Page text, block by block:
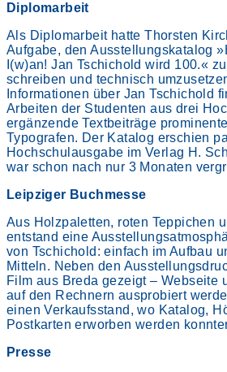
Diplomarbeit
Als Diplomarbeit hatte Thorsten
Aufgabe, den Ausstellungskatalog
I(w)an! Jan Tschichold wird 100.«
schreiben und technisch
Informationen über Jan Tschichold
Arbeiten der Studenten aus drei
ergänzende Textbeiträge
Typografen. Der Katalog erschien
Hochschulausgabe im Verlag H.
war schon nach nur 3 Monaten
Leipziger Buchmesse
Aus Holzpaletten, roten Teppichen
entstand eine
von Tschichold: einfach im Aufbau
Mitteln. Neben den
Film aus Breda gezeigt – Webseite
auf den Rechnern ausprobiert
einen Verkaufsstand, wo Katalog,
Postkarten erworben werden
Presse